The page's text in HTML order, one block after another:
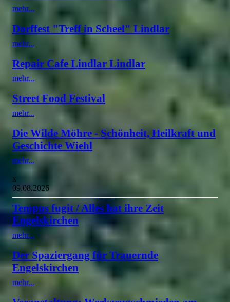
mehr...
Dorffest "Treff in Scheel" Lindlar
mehr...
Repair Cafe Lindlar Lindlar
mehr...
Street Food Festival
mehr...
Die Wilde Möhre - Schönheit, Heilkraft und
Geschichte Wiehl
mehr...
x
09.08.2026
Tempus fugit / Alles hat ihre Zeit
Engelskirchen
mehr...
Der Spaziergang für Trauernde
Engelskirchen
mehr...